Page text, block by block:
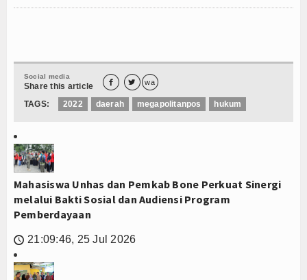
Social media
Share this article   wa
TAGS: 2022 daerah megapolitanpos hukum
Mahasiswa Unhas dan Pemkab Bone Perkuat Sinergi
melalui Bakti Sosial dan Audiensi Program
Pemberdayaan
🕔 21:09:46, 25 Jul 2026